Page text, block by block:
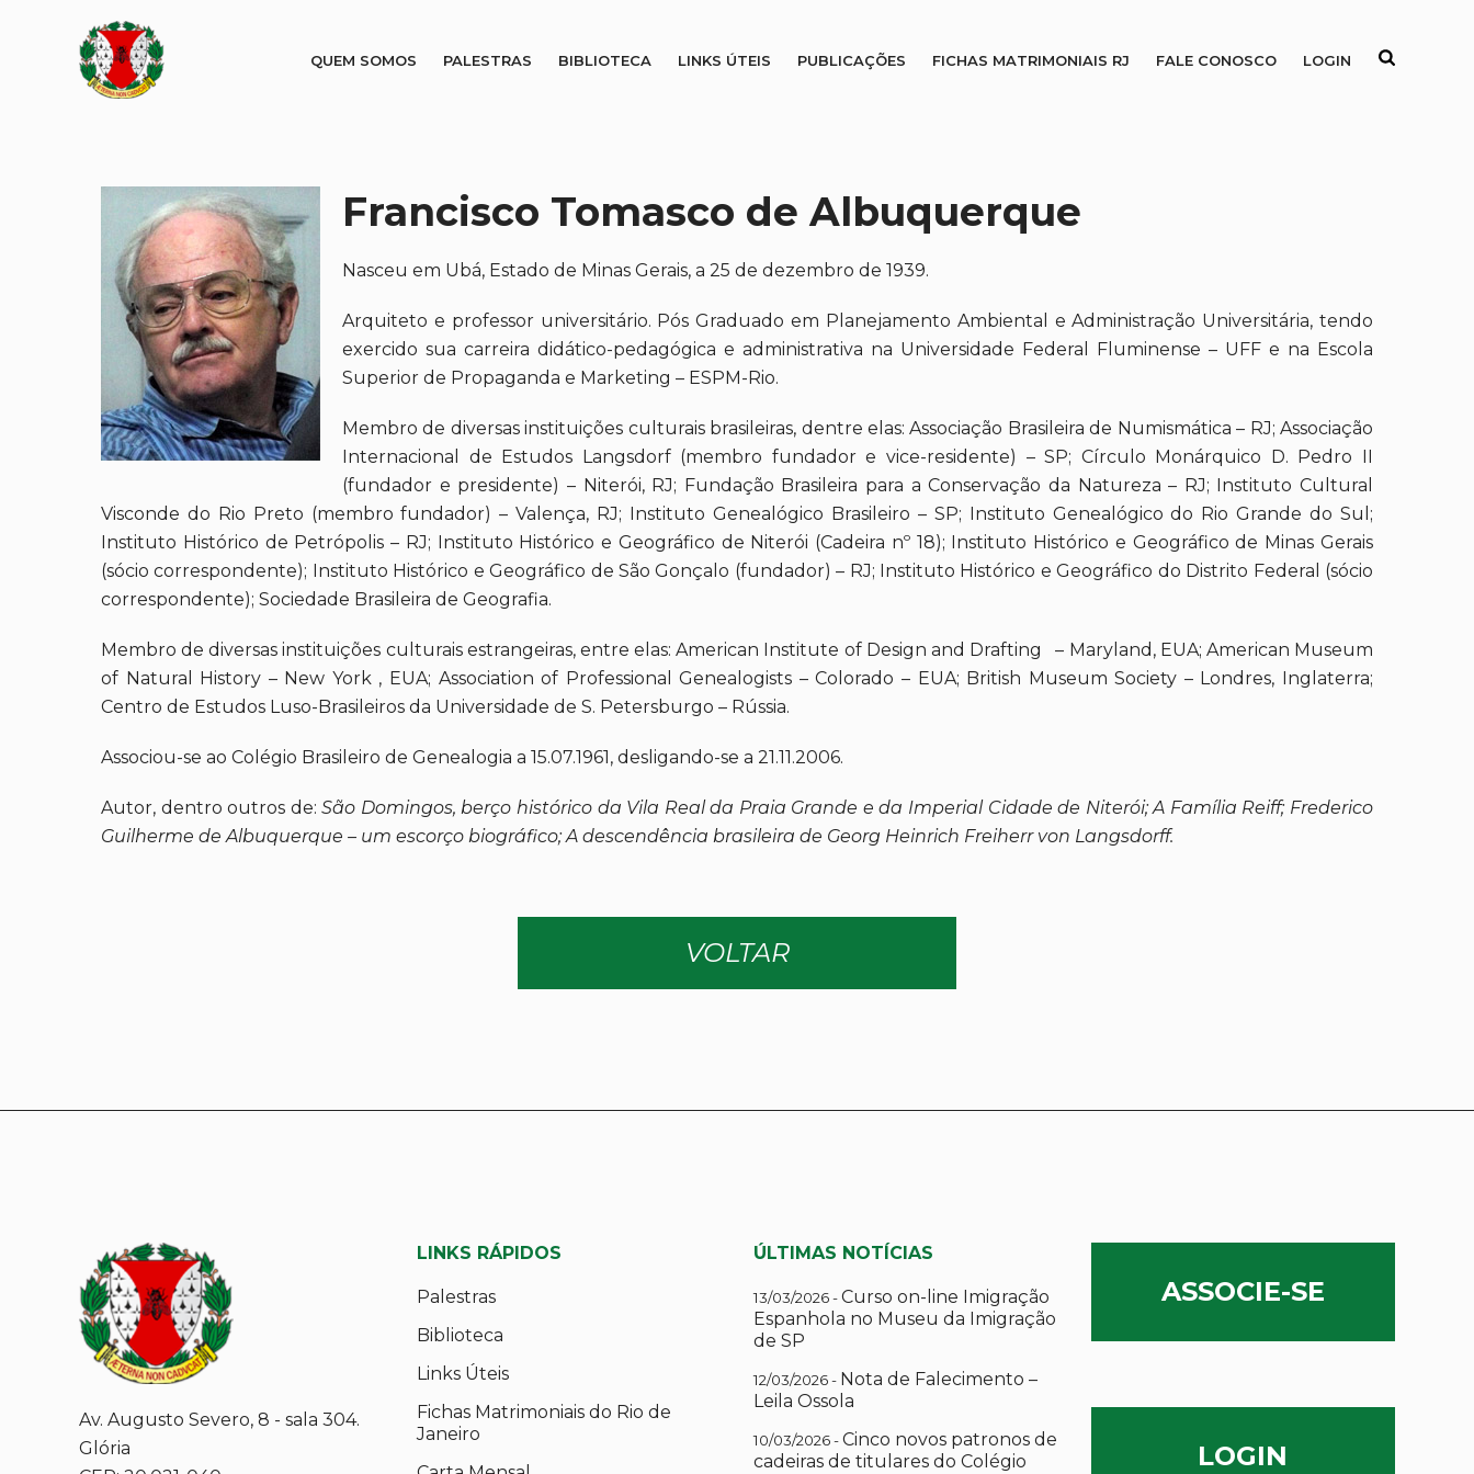
QUEM SOMOS PALESTRAS BIBLIOTECA LINKS ÚTEIS PUBLICAÇÕES FICHAS MATRIMONIAIS RJ FALE CONOSCO LOGIN
Francisco Tomasco de Albuquerque
Nasceu em Ubá, Estado de Minas Gerais, a 25 de dezembro de 1939.
Arquiteto e professor universitário. Pós Graduado em Planejamento Ambiental e Administração Universitária, tendo
exercido sua carreira didático-pedagógica e administrativa na Universidade Federal Fluminense – UFF e na Escola
Superior de Propaganda e Marketing – ESPM-Rio.
Membro de diversas instituições culturais brasileiras, dentre elas: Associação Brasileira de Numismática – RJ; Associação
Internacional de Estudos Langsdorf (membro fundador e vice-residente) – SP; Círculo Monárquico D. Pedro II
(fundador e presidente) – Niterói, RJ; Fundação Brasileira para a Conservação da Natureza – RJ; Instituto Cultural
Visconde do Rio Preto (membro fundador) – Valença, RJ; Instituto Genealógico Brasileiro – SP; Instituto Genealógico do Rio Grande do Sul;
Instituto Histórico de Petrópolis – RJ; Instituto Histórico e Geográfico de Niterói (Cadeira nº 18); Instituto Histórico e Geográfico de Minas Gerais
(sócio correspondente); Instituto Histórico e Geográfico de São Gonçalo (fundador) – RJ; Instituto Histórico e Geográfico do Distrito Federal (sócio
correspondente); Sociedade Brasileira de Geografia.
Membro de diversas instituições culturais estrangeiras, entre elas: American Institute of Design and Drafting – Maryland, EUA; American Museum
of Natural History – New York , EUA; Association of Professional Genealogists – Colorado – EUA; British Museum Society – Londres, Inglaterra;
Centro de Estudos Luso-Brasileiros da Universidade de S. Petersburgo – Rússia.
Associou-se ao Colégio Brasileiro de Genealogia a 15.07.1961, desligando-se a 21.11.2006.
Autor, dentro outros de:São Domingos, berço histórico da Vila Real da Praia Grande e da Imperial Cidade de Niterói; A Família Reiff; Frederico
Guilherme de Albuquerque – um escorço biográfico; A descendência brasileira de Georg Heinrich Freiherr von Langsdorff.
VOLTAR
Av. Augusto Severo, 8 - sala 304.
Glória
LINKS RÁPIDOS
Palestras
Biblioteca
Links Úteis
Fichas Matrimoniais do Rio de
Janeiro
ÚLTIMAS NOTÍCIAS
13/03/2026 -Curso on-line Imigração
Espanhola no Museu da Imigração
de SP
12/03/2026 - Nota de Falecimento –
Leila Ossola
10/03/2026 -Cinco novos patronos de
cadeiras de titulares do Colégio
ASSOCIE-SE
LOGIN